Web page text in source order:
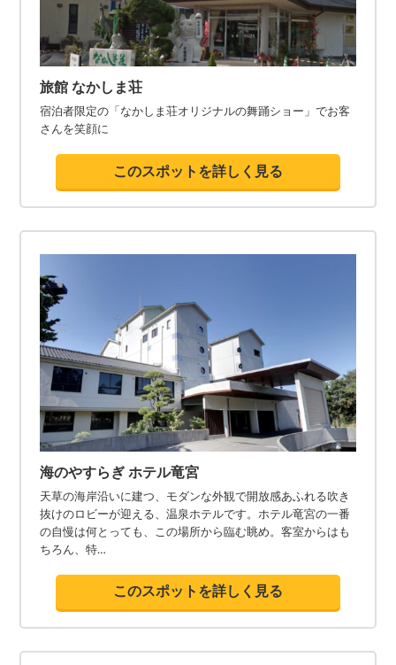
旅館 なかしま荘
宿泊者限定の「なかしま荘オリジナルの舞踊ショー」でお客
さんを笑顔に
このスポットを詳しく見る
海のやすらぎ ホテル竜宮
天草の海岸沿いに建つ、モダンな外観で開放感あふれる吹き
抜けのロビーが迎える、温泉ホテルです。ホテル竜宮の一番
の自慢は何とっても、この場所から臨む眺め。客室からはも
ちろん、特…
このスポットを詳しく見る